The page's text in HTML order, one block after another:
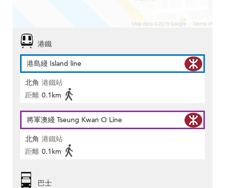
港鐵
港島綫 Island line
北角 港鐵站
距離 0.1km
將軍澳綫 Tseung Kwan O Line
北角 港鐵站
距離 0.1km
巴士